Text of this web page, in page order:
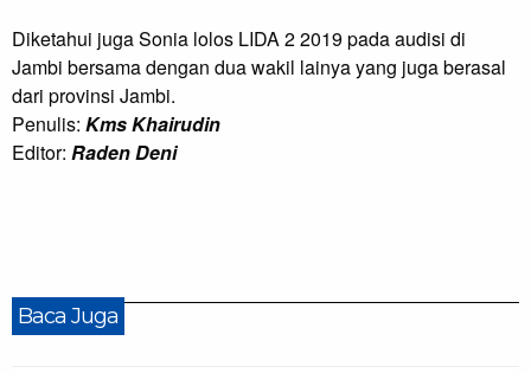
Diketahui juga Sonia lolos LIDA 2 2019 pada audisi di
Jambi bersama dengan dua wakil lainya yang juga berasal
dari provinsi Jambi.
Penulis: Kms Khairudin
Editor: Raden Deni
Baca Juga